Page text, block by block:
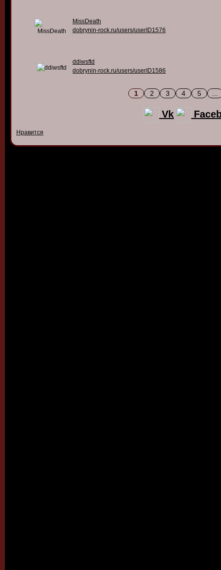
MissDeath
dobrynin-rock.ru/users/userID1576
ddiwsftd
dobrynin-rock.ru/users/userID1586
1 2 3 4 5
Vk
Нравится